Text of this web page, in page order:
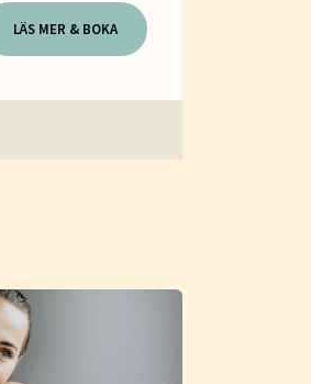
LÄS MER & BOKA